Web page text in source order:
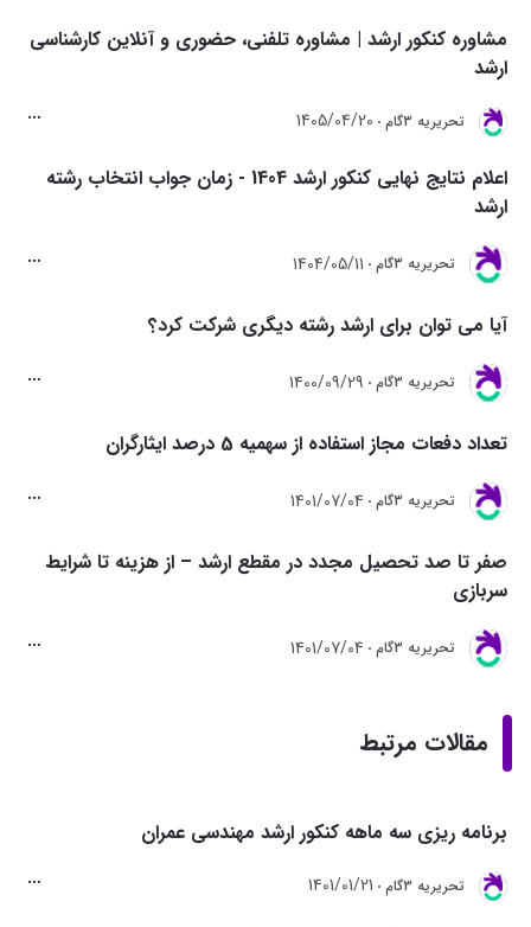
مشاوره کنکور ارشد | مشاوره تلفنی، حضوری و آنلاین کارشناسی
ارشد
تحريريه 3گام 1405/04/20
اعلام نتایج نهایی کنکور ارشد 1404 - زمان جواب انتخاب رشته
ارشد
تحريريه 3گام 1404/05/11
آیا می توان برای ارشد رشته دیگری شرکت کرد؟
تحريريه 3گام 1400/09/29
تعداد دفعات مجاز استفاده از سهمیه 5 درصد ایثارگران
تحريريه 3گام 1401/07/04
صفر تا صد تحصیل مجدد در مقطع ارشد – از هزینه تا شرایط
سربازی
تحريريه 3گام 1401/07/04
مقالات مرتبط
برنامه ریزی سه ماهه کنکور ارشد مهندسی عمران
تحريريه 3گام 1401/01/21